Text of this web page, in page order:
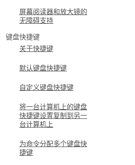
屏幕阅读器和放大镜的
无障碍支持
键盘快捷键
关于快捷键
默认键盘快捷键
自定义键盘快捷键
将一台计算机上的键盘
快捷键设置复制到另一
台计算机上
为命令分配多个键盘快
捷键